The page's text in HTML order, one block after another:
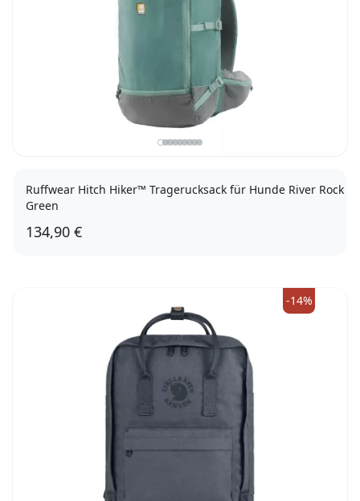
Ruffwear Hitch Hiker™ Tragerucksack für Hunde River Rock
Green
134,90 €
-14%